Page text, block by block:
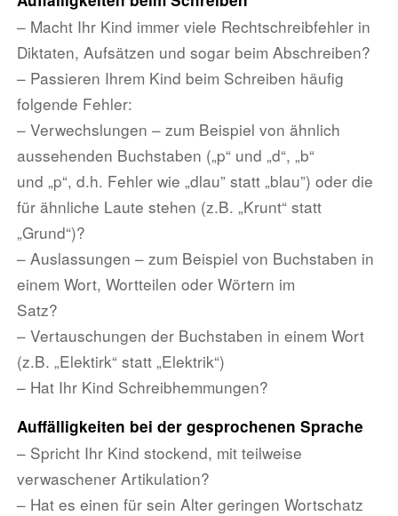
– Macht Ihr Kind immer viele Rechtschreibfehler in
Diktaten, Aufsätzen und sogar beim Abschreiben?
– Passieren Ihrem Kind beim Schreiben häufig
folgende Fehler:
– Verwechslungen – zum Beispiel von ähnlich
aussehenden Buchstaben („p“ und „d“, „b“
und „p“, d.h. Fehler wie „dlau” statt „blau”) oder die
für ähnliche Laute stehen (z.B. „Krunt“ statt
„Grund“)?
– Auslassungen – zum Beispiel von Buchstaben in
einem Wort, Wortteilen oder Wörtern im
Satz?
– Vertauschungen der Buchstaben in einem Wort
(z.B. „Elektirk“ statt „Elektrik“)
– Hat Ihr Kind Schreibhemmungen?
Auffälligkeiten bei der gesprochenen Sprache
– Spricht Ihr Kind stockend, mit teilweise
verwaschener Artikulation?
– Hat es einen für sein Alter geringen Wortschatz